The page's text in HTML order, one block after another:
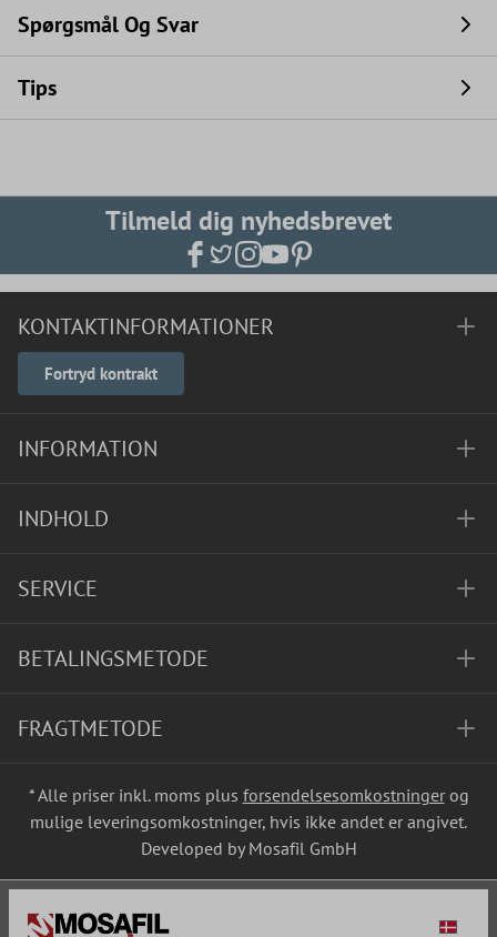
Spørgsmål Og Svar
Tips
Tilmeld dig nyhedsbrevet
KONTAKTINFORMATIONER
Fortryd kontrakt
INFORMATION
INDHOLD
SERVICE
BETALINGSMETODE
FRAGTMETODE
* Alle priser inkl. moms plus forsendelsesomkostningerog
mulige leveringsomkostninger, hvis ikke andet er angivet.
Developed by Mosafil GmbH